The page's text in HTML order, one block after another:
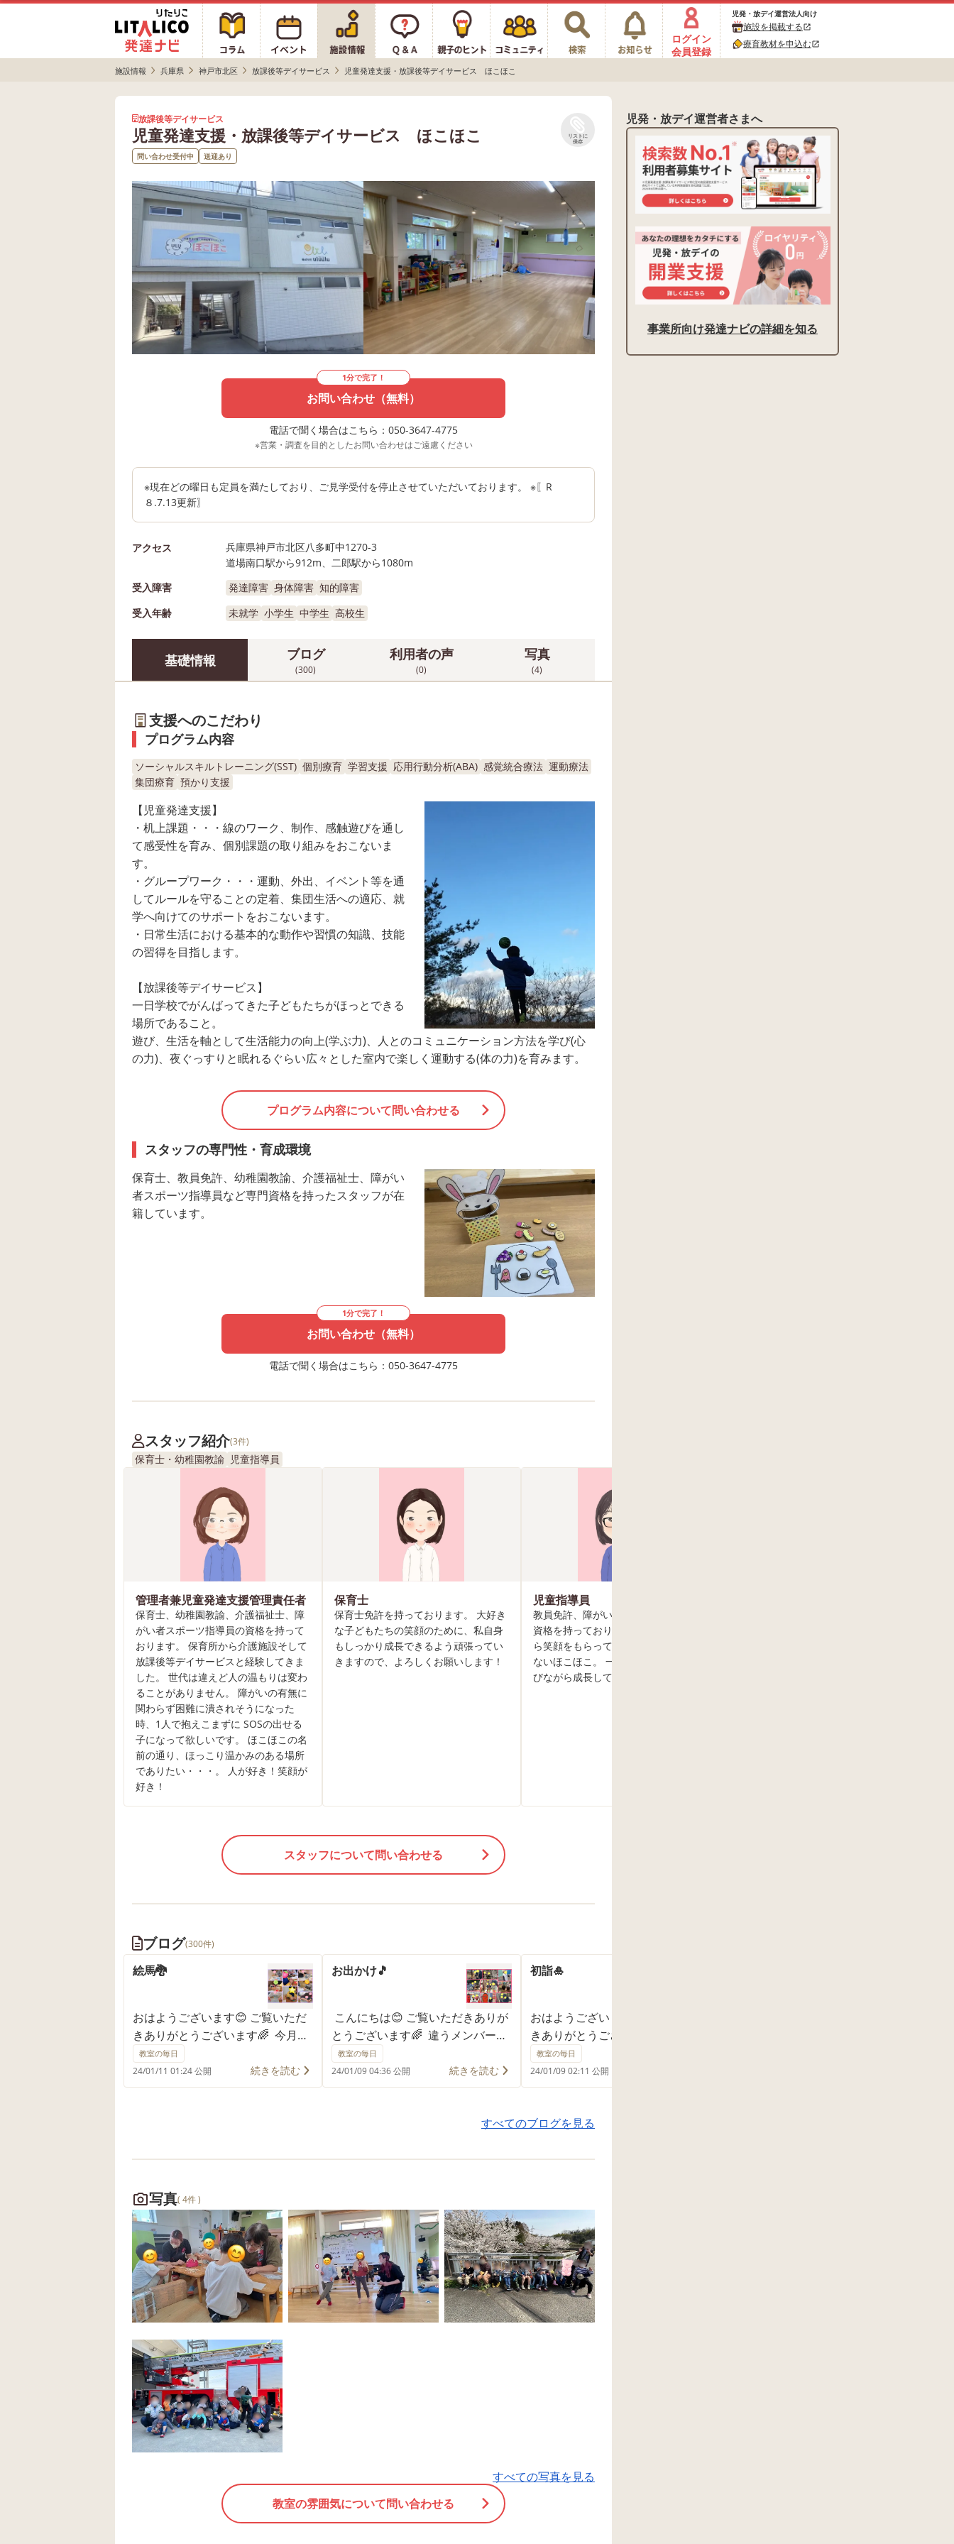
ログイン
会員登録
児発・放デイ運営法人向け
施設を掲載するopen_in_new
療育教材を申込むopen_in_new
施設情報 兵庫県 神戸市北区 放課後等デイサービス 児童発達支援・放課後等デイサービス ほこほこ
放課後等デイサービス
児童発達支援・放課後等デイサービス ほこほこ
リストに
保存
問い合わせ受付中 送迎あり
1分で完了！
お問い合わせ（無料）
電話で聞く場合はこちら：050-3647-4775
※営業・調査を目的としたお問い合わせはご遠慮ください
※現在どの曜日も定員を満たしており、ご見学受付を停止させていただいております。 ※〖R
８.7.13更新〗
アクセス
兵庫県神戸市北区八多町中1270-3
道場南口駅から912m、二郎駅から1080m
受入障害
発達障害 身体障害 知的障害
受入年齢
未就学 小学生 中学生 高校生
基礎情報 ブログ
(300)
利用者の声
(0)
写真
(4)
支援へのこだわり
プログラム内容
ソーシャルスキルトレーニング(SST) 個別療育 学習支援 応用行動分析(ABA) 感覚統合療法 運動療法
集団療育 預かり支援
【児童発達支援】
・机上課題・・・線のワーク、制作、感触遊びを通し
て感受性を育み、個別課題の取り組みをおこないま
す。
・グループワーク・・・運動、外出、イベント等を通
してルールを守ることの定着、集団生活への適応、就
学へ向けてのサポートをおこないます。
・日常生活における基本的な動作や習慣の知識、技能
の習得を目指します。
【放課後等デイサービス】
一日学校でがんばってきた子どもたちがほっとできる
場所であること。
遊び、生活を軸として生活能力の向上(学ぶ力)、人とのコミュニケーション方法を学び(心
の力)、夜ぐっすりと眠れるぐらい広々とした室内で楽しく運動する(体の力)を育みます。
プログラム内容について問い合わせる
スタッフの専門性・育成環境
保育士、教員免許、幼稚園教諭、介護福祉士、障がい
者スポーツ指導員など専門資格を持ったスタッフが在
籍しています。
1分で完了！
お問い合わせ（無料）
電話で聞く場合はこちら：050-3647-4775
スタッフ紹介(3件)
保育士・幼稚園教諭 児童指導員
管理者兼児童発達支援管理責任者
保育士、幼稚園教諭、介護福祉士、障
がい者スポーツ指導員の資格を持って
おります。 保育所から介護施設そして
放課後等デイサービスと経験してきま
した。 世代は違えど人の温もりは変わ
ることがありません。 障がいの有無に
関わらず困難に潰されそうになった
時、1人で抱えこまずに SOSの出せる
子になって欲しいです。 ほこほこの名
前の通り、ほっこり温かみのある場所
でありたい・・・。 人が好き！笑顔が
好き！
保育士
保育士免許を持っております。 大好き
な子どもたちの笑顔のために、私自身
もしっかり成長できるよう頑張ってい
きますので、よろしくお願いします！
児童指導員
教員免許、障がい者スポーツ指導員の
資格を持っております。 子どもたちか
ら笑顔をもらっています。笑顔の絶え
ないほこほこ。 一緒に楽しく遊び、学
びながら成長していきましょうね♪
スタッフについて問い合わせる
ブログ(300件)
絵馬🐉
おはようございます😊 ご覧いただ
きありがとうございます🌈 今月の
制作で、絵馬を作っています。 み
んなのお願い事は…🤔 「◯◯に行
きたい」「◯◯になりたい」 叶う
スの切り抜きを貼ってカッコよく✨
戦しながらも頑張って貼るお友だ
ち👍 今月も素敵な作品がたくさん
です😌💓
教室の毎日
24/01/11 01:24 公開 続きを読む
お出かけ🎵
こんにちは😊 ご覧いただきありが
とうございます🌈 違うメンバーで
初詣に行ったり、 お友だちのリク
エストでめんたいパークに行った
り、深田公園の迷路を楽しんだり
けです✨ みんなリクエストありが
教室の毎日
24/01/09 04:36 公開 続きを読む
初詣🎍
おはようございます😊 ご覧いただ
きありがとうございます🌈 先週
は、みんなで初詣に行きました。
どんな1年になるのかな😌 さあ、学
校も始まるぞー‼️
教室の毎日
24/01/09 02:11 公開
すべてのブログを見る
写真( 4件 )
すべての写真を見る
教室の雰囲気について問い合わせる
児発・放デイ運営者さまへ
事業所向け発達ナビの詳細を知る